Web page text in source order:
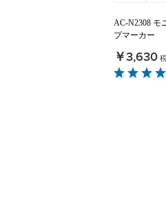
AC-N2308 モ
プマーカー
￥3,630